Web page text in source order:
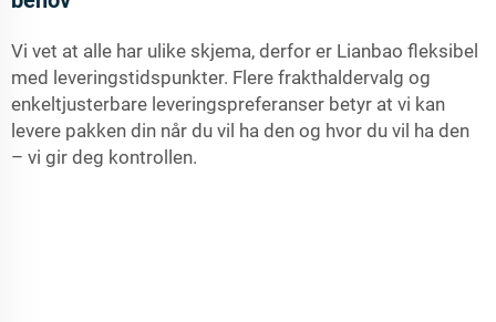
Vi vet at alle har ulike skjema, derfor er Lianbao fleksibel
med leveringstidspunkter. Flere frakthaldervalg og
enkeltjusterbare leveringspreferanser betyr at vi kan
levere pakken din når du vil ha den og hvor du vil ha den
– vi gir deg kontrollen.